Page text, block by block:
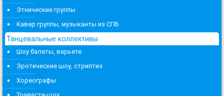
Этнические группы
Кавер группы, музыканты из СПБ
Танцевальные коллективы
Шоу балеты, варьете
Эротические шоу, стриптиз
Хореографы